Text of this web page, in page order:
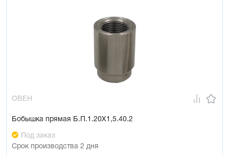
ОВЕН
Бобышка прямая Б.П.1.20Х1,5.40.2
Под заказ
Срок производства 2 дня